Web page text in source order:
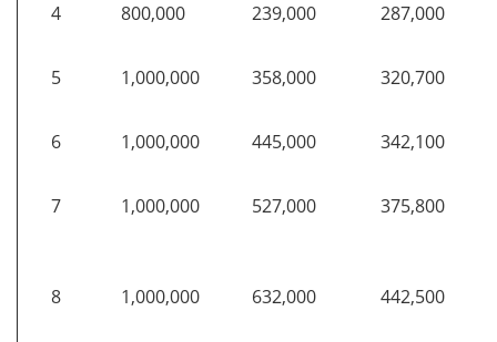
4 800,000 239,000 287,000
5 1,000,000 358,000 320,700
6 1,000,000 445,000 342,100
7 1,000,000 527,000 375,800
8 1,000,000 632,000 442,500